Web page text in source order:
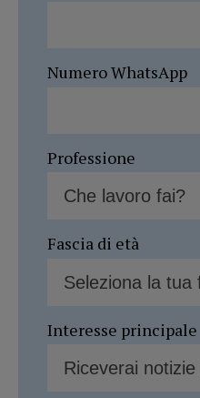
Numero WhatsApp
Professione
Fascia di età
Interesse principale